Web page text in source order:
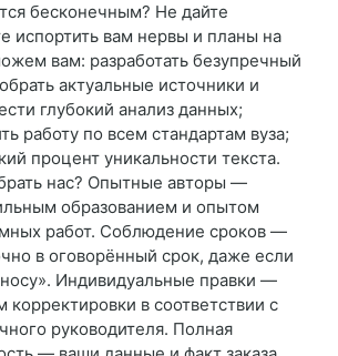
бесконечным? Не дайте
испортить вам нервы и планы на
вам: разработать безупречный
актуальные источники и
глубокий анализ данных;
работу по всем стандартам вуза;
процент уникальности текста.
нас? Опытные авторы —
образованием и опытом
работ. Соблюдение сроков —
в оговорённый срок, даже если
Индивидуальные правки —
корректировки в соответствии с
руководителя. Полная